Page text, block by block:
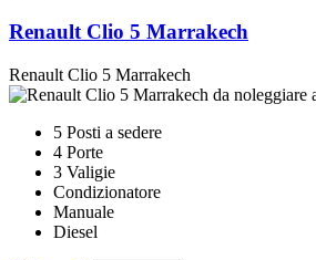
Renault Clio 5 Marrakech
Renault Clio 5 Marrakech
5 Posti a sedere
4 Porte
3 Valigie
Condizionatore
Manuale
Diesel